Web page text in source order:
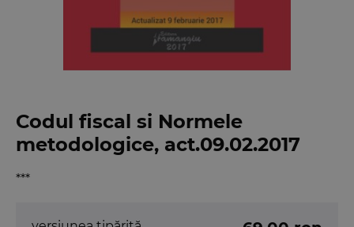
Codul fiscal si Normele
metodologice, act.09.02.2017
***